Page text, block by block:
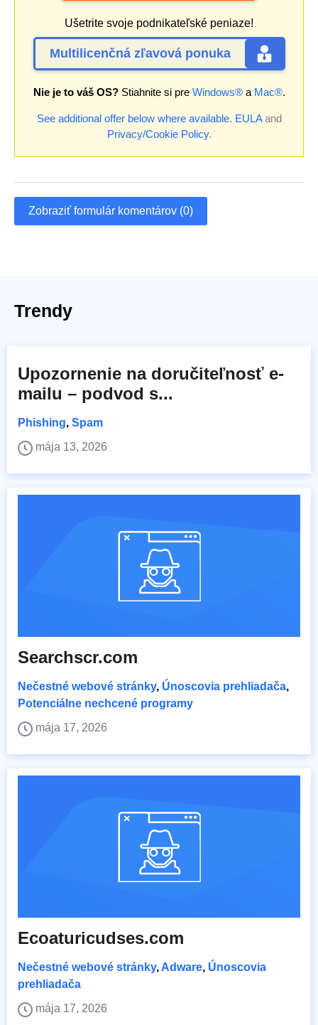
Ušetrite svoje podnikateľské peniaze!
Multilicenčná zľavová ponuka
Nie je to váš OS?Stiahnite si pre Windows®a Mac®.
See additional offer below where available. EULAand
Privacy/Cookie Policy.
Zobraziť formulár komentárov (0)
Trendy
Upozornenie na doručiteľnosť e-
mailu – podvod s...
Phishing, Spam
mája 13, 2026
Searchscr.com
Nečestné webové stránky, Únoscovia prehliadača,
Potenciálne nechcené programy
mája 17, 2026
Ecoaturicudses.com
Nečestné webové stránky,Adware, Únoscovia
prehliadača
mája 17, 2026